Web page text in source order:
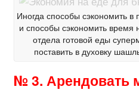
Иногда способы сэкономить
и способы сэкономить время
отдела готовой еды
поставить в духовку
№ 3. Арендовать